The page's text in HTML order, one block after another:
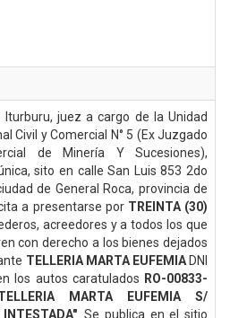
juez a cargo de la Unidad
Civil y Comercial N° 5 (Ex Juzgado
de Minería Y Sucesiones),
sito en calle San Luis 853 2do
de General Roca, provincia de
a presentarse por TREINTA (30)
acreedores y a todos los que
con derecho a los bienes dejados
TELLERIA MARTA EUFEMIADNI
los autos caratulados RO-00833-
MARTA EUFEMIA S/
. Se publica en el sitio